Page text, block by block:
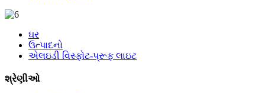
ઘર
ઉત્પાદનો
એલઇડી વિસ્ફોટ-પ્રૂફ લાઇટ
શ્રેણીઓ